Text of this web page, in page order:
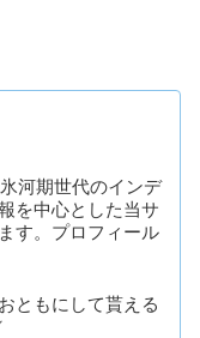
河期世代のインデ
を中心とした当サ
す。プロフィール
ともにして貰える